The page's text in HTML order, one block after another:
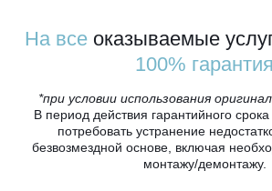
На все оказываемые
100% гарантия
*при условии использования
В период действия гарантийного
потребовать устранение
безвозмездной основе, включая
монтажу/демонтажу.